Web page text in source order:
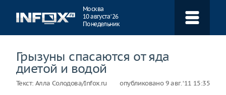
Москва
10 августа ‘26
Понедельник
Грызуны спасаются от яда
диетой и водой
Текст: Алла Солодова/Infox.ru опубликовано9 авг. ‘11 15:35